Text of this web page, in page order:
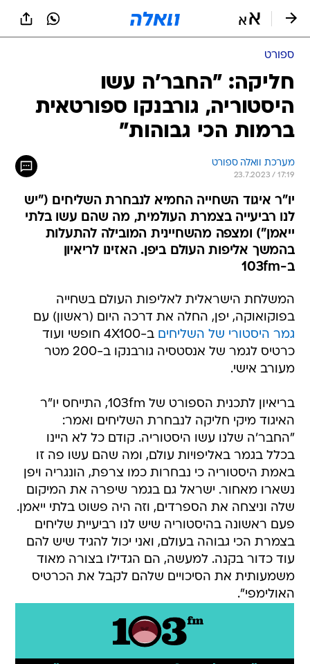
ספורט
חליקה: "החבר'ה עשו
היסטוריה, גורבנקו ספורטאית
ברמות הכי גבוהות"
מערכת וואלה ספורט
23.7.2023 / 17:19
יו"ר איגוד השחייה החמיא לנבחרת השליחים ("יש
לנו רביעייה בצמרת העולמית, מה שהם עשו בלתי
ייאמן") ומצפה מהשחיינית המובילה להתעלות
בהמשך אליפות העולם ביפן. האזינו לריאיון
ב-103fm
המשלחת הישראלית לאליפות העולם בשחייה
בפוקואוקה, יפן, החלה את דרכה היום (ראשון) עם
גמר היסטורי של השליחים
ב-4X100 חופשי ועוד
כרטיס לגמר של אנסטסיה גורבנקו ב-200 מטר
מעורב אישי.
בריאיון לתכנית הספורט של 103fm, התייחס יו"ר
האיגוד מיקי חליקה לנבחרת השליחים ואמר:
"החבר'ה שלנו עשו היסטוריה. קודם כל לא היינו
בכלל בגמר באליפויות עולם, ומה שהם עשו פה זו
באמת היסטוריה כי נבחרות כמו צרפת, הונגריה ויפן
נשארו מאחור. ישראל גם בגמר שיפרה את המיקום
שלה וניצחה את הספרדים, וזה היה פשוט בלתי ייאמן.
פעם ראשונה בהיסטוריה שיש לנו רביעיית שליחים
בצמרת הכי גבוהה בעולם, ואני יכול להגיד שיש להם
עוד כדור בקנה. למעשה, הם הגדילו בצורה מאוד
משמעותית את הסיכויים שלהם לקבל את הכרטיס
האולימפי".